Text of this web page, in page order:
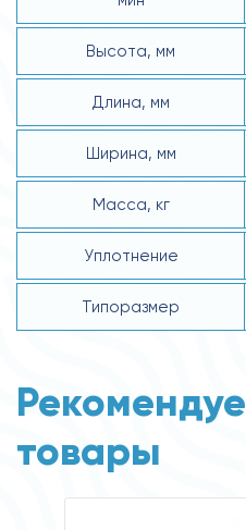
Высота, мм
Длина, мм
Ширина, мм
Масса, кг
Уплотнение
Типоразмер
товары